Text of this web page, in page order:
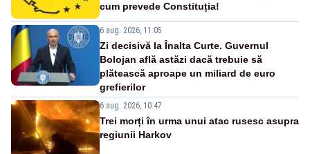
cum prevede Constituția!
6 aug. 2026, 11:05
Zi decisivă la Înalta Curte. Guvernul
Bolojan află astăzi dacă trebuie să
plătească aproape un miliard de euro
grefierilor
6 aug. 2026, 10:47
Trei morți în urma unui atac rusesc asupra
regiunii Harkov